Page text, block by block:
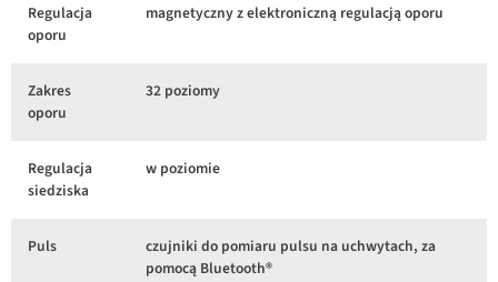
Regulacja
oporu
magnetyczny z elektroniczną regulacją oporu
Zakres
oporu
32 poziomy
Regulacja
siedziska
w poziomie
Puls
czujniki do pomiaru pulsu na uchwytach, za
pomocą Bluetooth®